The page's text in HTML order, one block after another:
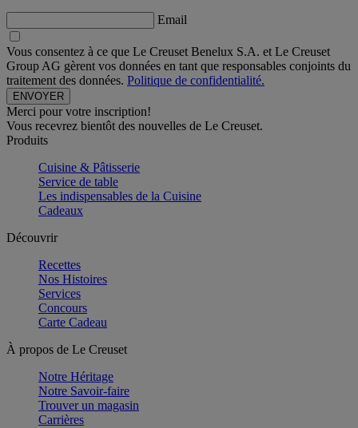
Email
Vous consentez à ce que Le Creuset Benelux S.A. et Le Creuset
Group AG gèrent vos données en tant que responsables conjoints du
traitement des données. Politique de confidentialité.
Merci pour votre inscription!
Vous recevrez bientôt des nouvelles de Le Creuset.
Produits
Cuisine & Pâtisserie
Service de table
Les indispensables de la Cuisine
Cadeaux
Découvrir
Recettes
Nos Histoires
Services
Concours
Carte Cadeau
À propos de Le Creuset
Notre Héritage
Notre Savoir-faire
Trouver un magasin
Carrières